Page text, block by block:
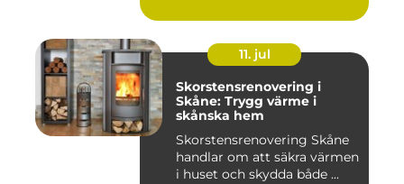
11. jul
Skorstensrenovering i
Skåne: Trygg värme i
skånska hem
Skorstensrenovering Skåne
handlar om att säkra värmen
i huset och skydda både ...